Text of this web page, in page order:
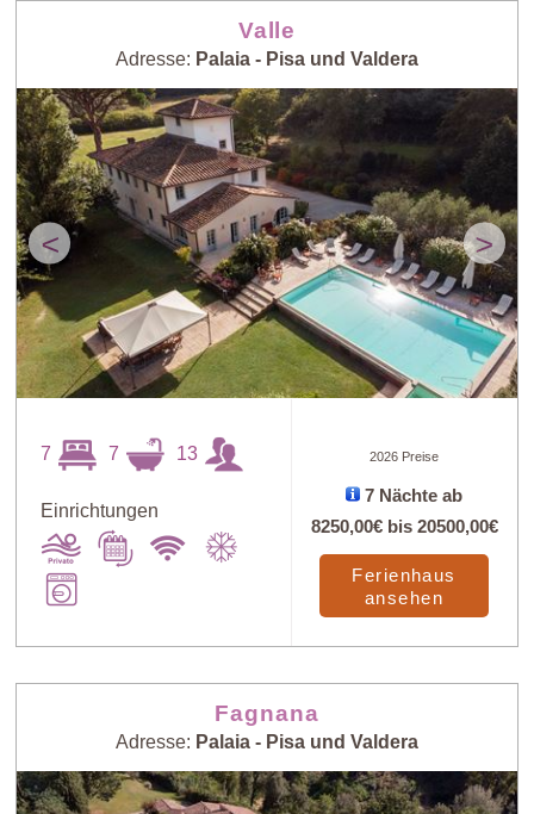
Valle
Adresse: Palaia - Pisa und Valdera
< >
7 7 13
Einrichtungen
2026 Preise
7 Nächte ab
8250,00€bis 20500,00€
Ferienhaus
ansehen
Fagnana
Adresse: Palaia - Pisa und Valdera